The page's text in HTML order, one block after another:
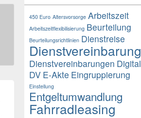
450 Euro Altersvorsorge Arbeitszeit
Arbeitszeitflexibilisierung Beurteilung
Beurteilungsrichtlinien Dienstreise
Dienstvereinbarung
Dienstvereinbarungen Digital
DV E-Akte Eingruppierung
Einstellung
Entgeltumwandlung
Fahrradleasing